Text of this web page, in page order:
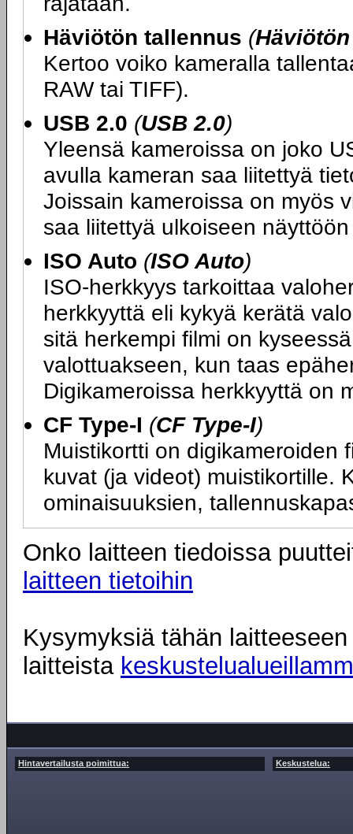
Häviötön tallennus (
Kertoo voiko kameralla
RAW tai TIFF).
USB 2.0 (USB 2.0)
Yleensä kameroissa on joko
avulla kameran saa liitettyä
Joissain kameroissa on myös
saa liitettyä ulkoiseen
ISO Auto (ISO Auto)
ISO-herkkyys tarkoittaa
herkkyyttä eli kykyä kerätä
sitä herkempi filmi on
valottuakseen, kun taas
Digikameroissa herkkyyttä on
CF Type-I (CF Type-I)
Muistikortti on digikameroiden
kuvat (ja videot) muistikortille.
ominaisuuksien,
Onko laitteen tiedoissa
laitteen tietoihin
Kysymyksiä tähän
laitteista
Hintavertailusta poimittua: Keskustelua: